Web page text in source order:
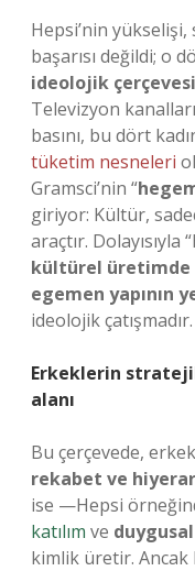
Hepsi’nin
başarısı değildi; o
ideolojik
Televizyon
basını, bu dört
tüketim nesneleri
Gramsci’nin “
giriyor: Kültür,
araçtır. Dolayısıyla
kültürel üretimde
egemen yapının
ideolojik çatışmadır.
Erkeklerin
alanı
Bu çerçevede,
rekabet ve
ise —Hepsi
katılım ve
kimlik üretir. Ancak